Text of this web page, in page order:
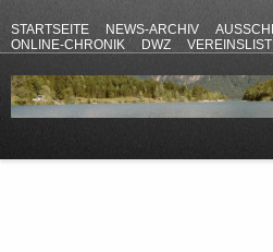
STARTSEITE NEWS-ARCHIV
ONLINE-CHRONIK
DWZ